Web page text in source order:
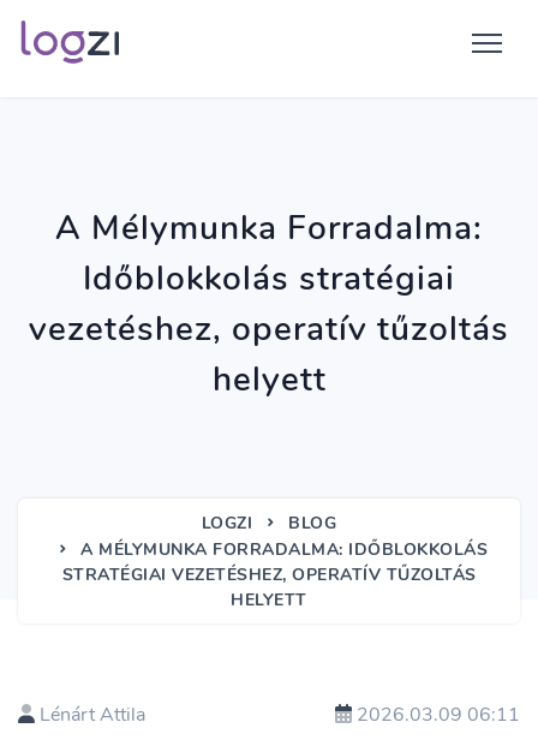
A Mélymunka Forradalma:
Időblokkolás stratégiai
vezetéshez, operatív tűzoltás
helyett
LOGZI
BLOG
A MÉLYMUNKA FORRADALMA: IDŐBLOKKOLÁS
STRATÉGIAI VEZETÉSHEZ, OPERATÍV TŰZOLTÁS
HELYETT
Lénárt Attila 2026.03.09 06:11